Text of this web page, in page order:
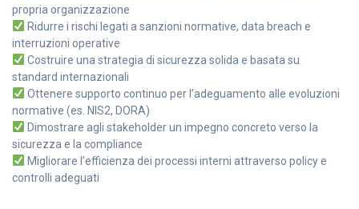
propria organizzazione
Ridurre i rischi legati a sanzioni normative, data breach e
interruzioni operative
Costruire una strategia di sicurezza solida e basata su
standard internazionali
Ottenere supporto continuo per l’adeguamento alle evoluzioni
normative (es. NIS2, DORA)
Dimostrare agli stakeholder un impegno concreto verso la
sicurezza e la compliance
Migliorare l’efficienza dei processi interni attraverso policy e
controlli adeguati